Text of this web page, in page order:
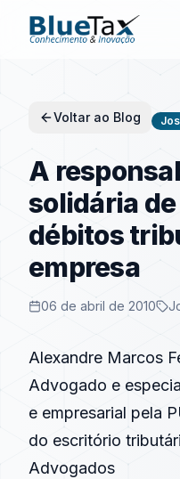
Voltar ao Blog
A
solidária
débitos
empresa
06 de abril de 2010
Alexandre Marcos
Advogado e
e empresarial pela
do escritório
Advogados